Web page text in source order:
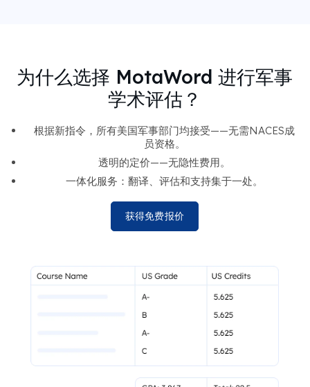
为什么选择 MotaWord 进行军事
学术评估？
根据新指令，所有美国军事部门均接受——无需NACES成
员资格。
透明的定价——无隐性费用。
一体化服务：翻译、评估和支持集于一处。
获得免费报价